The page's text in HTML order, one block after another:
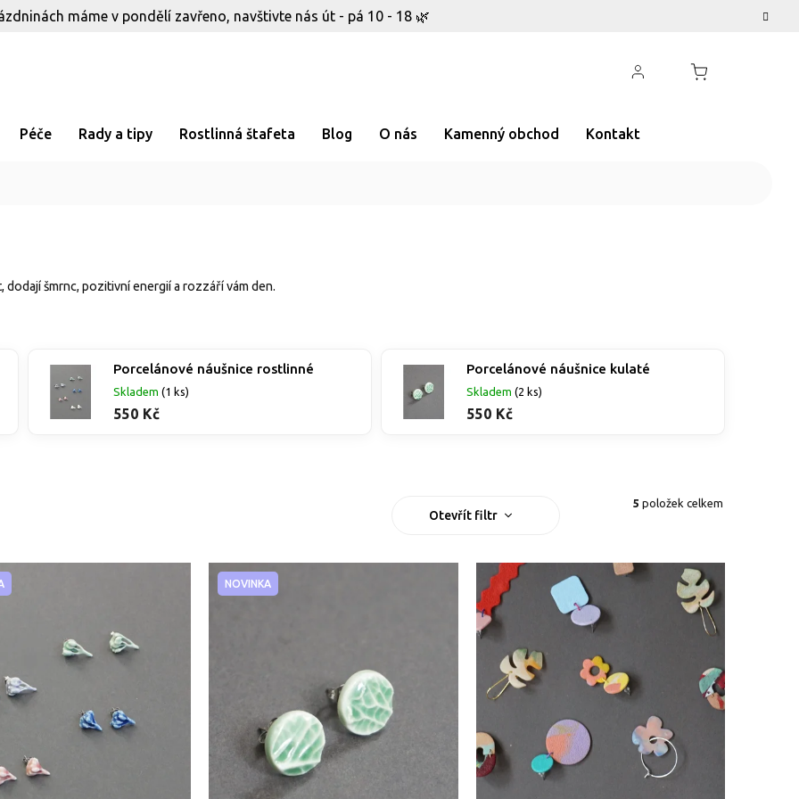
máme v pondělí zavřeno, navštivte nás út - pá 10 - 18 🌿
Péče Rady a tipy Rostlinná štafeta Blog O nás Kamenný obchod Kontakt
šmrnc, pozitivní energií a rozzáří vám den.
Porcelánové náušnice rostlinné
Skladem (1 ks)
550 Kč
Porcelánové náušnice kulaté
Skladem (2 ks)
550 Kč
5 položek celkem
Otevřít filtr
NOVINKA